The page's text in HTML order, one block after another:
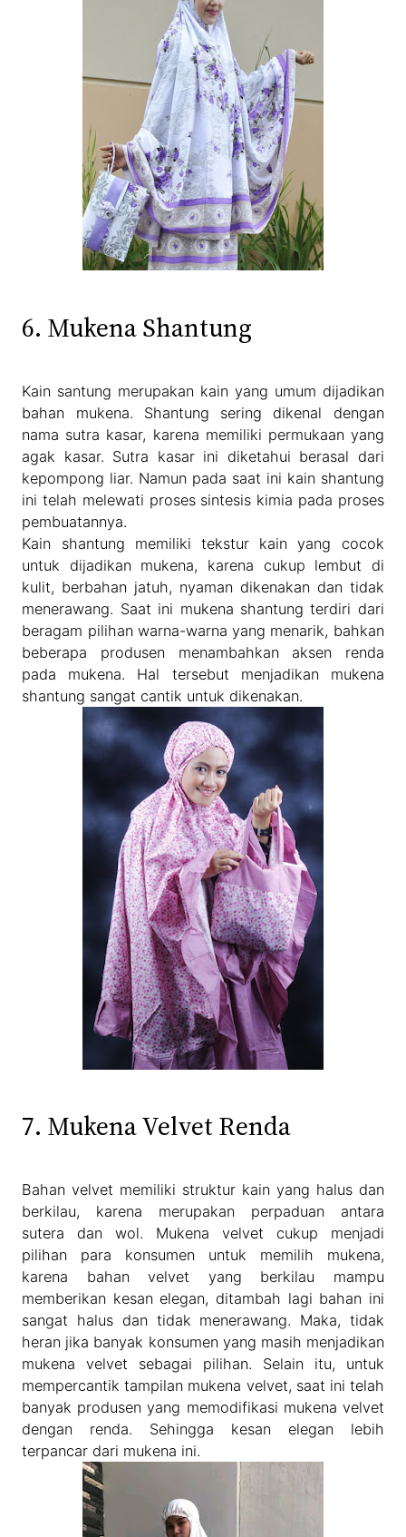
6. Mukena Shantung
Kain santung merupakan kain yang umum dijadikan
bahan mukena. Shantung sering dikenal dengan
nama sutra kasar, karena memiliki permukaan yang
agak kasar. Sutra kasar ini diketahui berasal dari
kepompong liar. Namun pada saat ini kain shantung
ini telah melewati proses sintesis kimia pada proses
pembuatannya.
Kain shantung memiliki tekstur kain yang cocok
untuk dijadikan mukena, karena cukup lembut di
kulit, berbahan jatuh, nyaman dikenakan dan tidak
menerawang. Saat ini mukena shantung terdiri dari
beragam pilihan warna-warna yang menarik, bahkan
beberapa produsen menambahkan aksen renda
pada mukena. Hal tersebut menjadikan mukena
shantung sangat cantik untuk dikenakan.
7. Mukena Velvet Renda
Bahan velvet memiliki struktur kain yang halus dan
berkilau, karena merupakan perpaduan antara
sutera dan wol. Mukena velvet cukup menjadi
pilihan para konsumen untuk memilih mukena,
karena bahan velvet yang berkilau mampu
memberikan kesan elegan, ditambah lagi bahan ini
sangat halus dan tidak menerawang. Maka, tidak
heran jika banyak konsumen yang masih menjadikan
mukena velvet sebagai pilihan. Selain itu, untuk
mempercantik tampilan mukena velvet, saat ini telah
banyak produsen yang memodifikasi mukena velvet
dengan renda. Sehingga kesan elegan lebih
terpancar dari mukena ini.